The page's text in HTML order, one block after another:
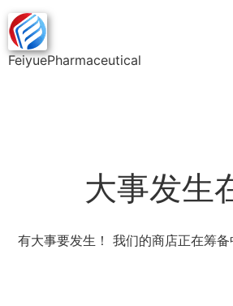
FeiyuePharmaceutical
大事发生
有大事要发生！ 我们的商店正在筹备